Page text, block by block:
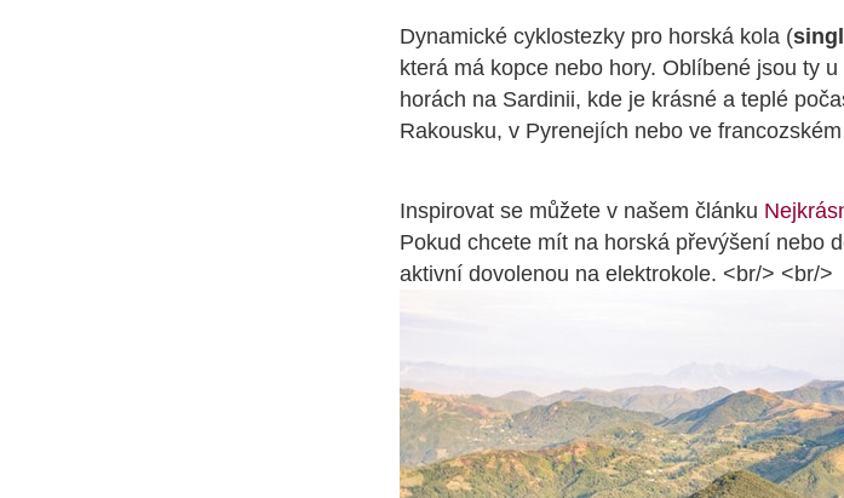
Dynamické cyklostezky pro horská kola (
která má kopce nebo hory. Oblíbené jsou ty
horách na Sardinii, kde je krásné a teplé
Rakousku, v Pyrenejích nebo ve
Inspirovat se můžete v našem článku
Pokud chcete mít na horská převýšení nebo
aktivní dovolenou na elektrokole. <br/> <br/>